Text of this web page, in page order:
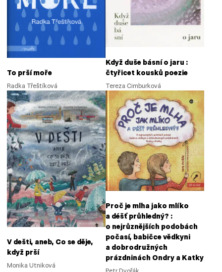
To prší moře
Radka Třeštíková
Když duše básní o jaru :
čtyřicet kousků poezie
Tereza Cimburková
V dešti, aneb, Co se děje,
když prší
Monika Utniková
Proč je mlha jako mlíko
a déšť průhledný? :
o nejrůznějších podobách
počasí, babičce vědkyni
a dobrodružných
prázdninách Ondry a Katky